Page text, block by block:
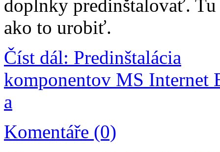
doplnky predinštalovať.
ako to urobiť.
Číst dál: Predinštalácia
komponentov MS Internet
a
Komentáře (0)